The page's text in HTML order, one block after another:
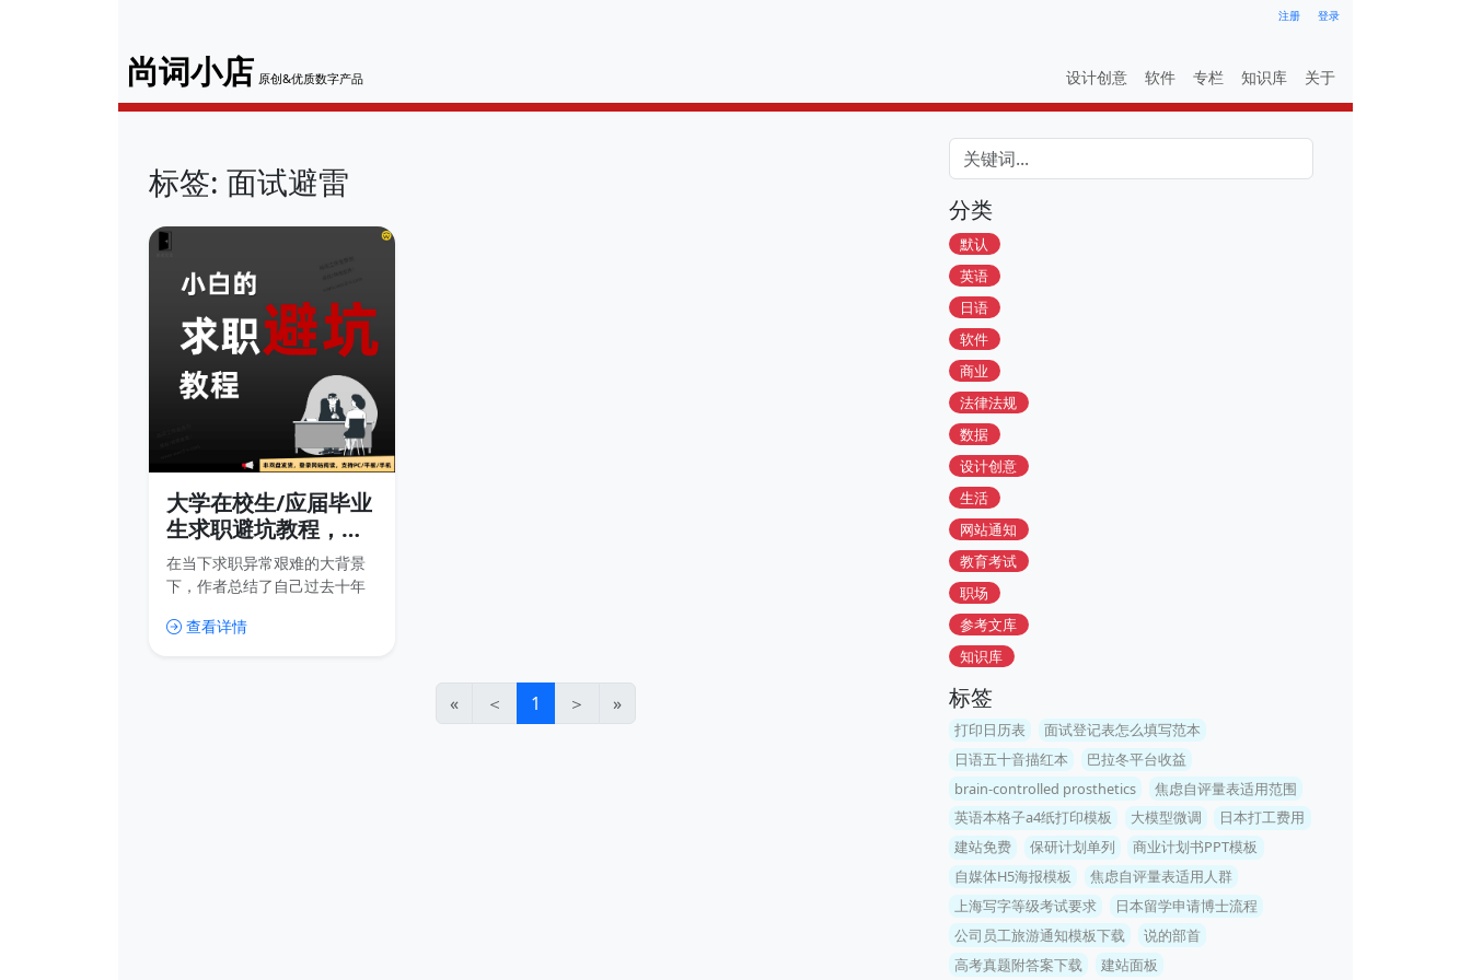
注册 登录
尚词小店 原创&优质数字产品 设计创意 软件 专栏 知识库 关于
标签: 面试避雷
大学在校生/应届毕业
生求职避坑教程，前
辈的十年求职心酸路
在当下求职异常艰难的大背景
下，作者总结了自己过去十年
求职/跳槽的经验，以及职业生
查看详情
« ＜ 1 ＞ »
分类
默认
英语
日语
软件
商业
法律法规
数据
设计创意
生活
网站通知
教育考试
职场
参考文库
知识库
标签
打印日历表
面试登记表怎么填写范本
日语五十音描红本
巴拉冬平台收益
brain-controlled prosthetics
焦虑自评量表适用范围
英语本格子a4纸打印模板
大模型微调
日本打工费用
建站免费
保研计划单列
商业计划书PPT模板
自媒体H5海报模板
焦虑自评量表适用人群
上海写字等级考试要求
日本留学申请博士流程
公司员工旅游通知模板下载
说的部首
高考真题附答案下载
建站面板